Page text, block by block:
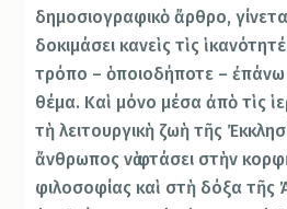
δημοσιογραφικὸ ἄρθρο, γίνεται
δοκιμάσει κανεὶς τὶς
τρόπο – ὁποιοδήποτε –
θέμα. Καὶ μόνο μέσα ἀπὸ τὶς
τὴ λειτουργικὴ ζωὴ τῆς
ἄνθρωπος νὰ φτάσει στὴν
φιλοσοφίας καὶ στὴ δόξα τῆς